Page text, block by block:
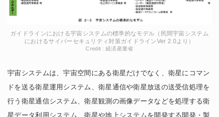
ガイドラインにおける宇宙システムの標準的なモデル（民間宇宙システム
におけるサイバーセキュリティ対策ガイドラインVer 2.0より）
Credit : 経済産業省
宇宙システムは、宇宙空間にある衛星だけでなく、衛星にコマン
ドを送る衛星運用システム、衛星通信や衛星放送の送受信処理を
行う衛星通信システム、衛星観測の画像データなどを処理する衛
星データ利用システム、衛星や地上システムを開発する開発・製